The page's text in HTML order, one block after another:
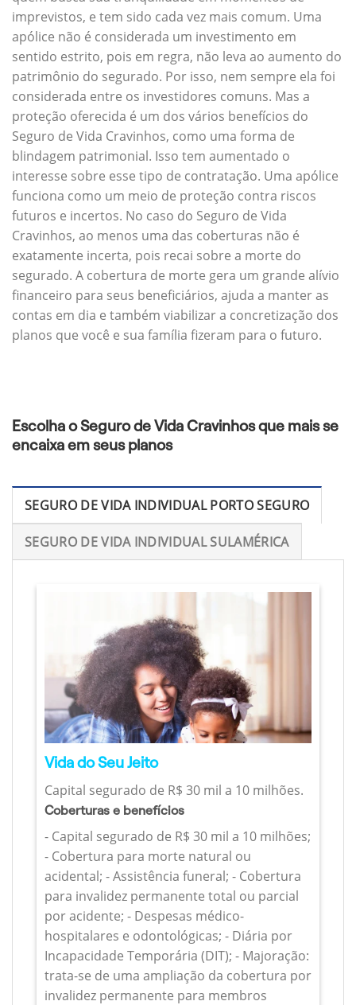
imprevistos, e tem sido cada vez mais comum. Uma
apólice não é considerada um investimento em
sentido estrito, pois em regra, não leva ao aumento do
patrimônio do segurado. Por isso, nem sempre ela foi
considerada entre os investidores comuns. Mas a
proteção oferecida é um dos vários benefícios do
Seguro de Vida Cravinhos, como uma forma de
blindagem patrimonial. Isso tem aumentado o
interesse sobre esse tipo de contratação. Uma apólice
funciona como um meio de proteção contra riscos
futuros e incertos. No caso do Seguro de Vida
Cravinhos, ao menos uma das coberturas não é
exatamente incerta, pois recai sobre a morte do
segurado. A cobertura de morte gera um grande alívio
financeiro para seus beneficiários, ajuda a manter as
contas em dia e também viabilizar a concretização dos
planos que você e sua família fizeram para o futuro.
Escolha o Seguro de Vida Cravinhos que mais se
encaixa em seus planos
SEGURO DE VIDA INDIVIDUAL PORTO SEGURO
SEGURO DE VIDA INDIVIDUAL SULAMÉRICA
Vida do Seu Jeito
Capital segurado de R$ 30 mil a 10 milhões.
Coberturas e benefícios
- Capital segurado de R$ 30 mil a 10 milhões;
- Cobertura para morte natural ou
acidental; - Assistência funeral; - Cobertura
para invalidez permanente total ou parcial
por acidente; - Despesas médico-
hospitalares e odontológicas; - Diária por
Incapacidade Temporária (DIT); - Majoração:
trata-se de uma ampliação da cobertura por
invalidez permanente para membros